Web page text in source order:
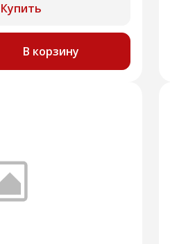
Купить
В корзину